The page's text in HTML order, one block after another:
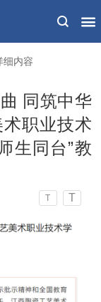
细内容
同筑中华
职业技术
生同台”教
T T